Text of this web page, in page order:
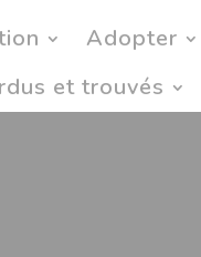
Adopter
et trouvés